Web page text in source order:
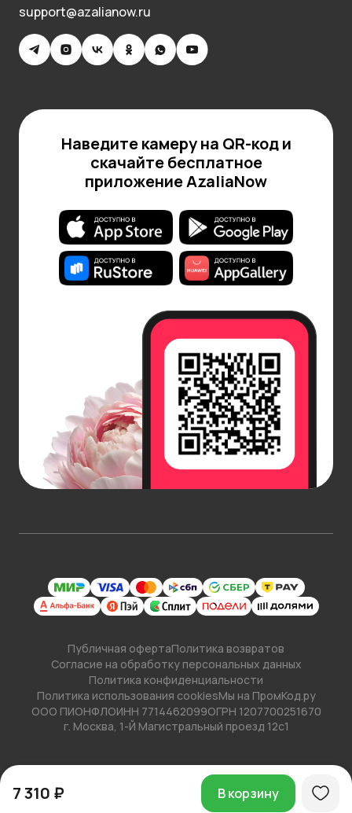
7 310 ₽ В корзину
support@azalianow.ru
Наведите камеру на QR-код и
скачайте бесплатное
приложение AzaliaNow
Публичная офертаПолитика возвратов
Согласие на обработку персональных данных
Политика конфиденциальности
Политика использования cookiesМы на ПромКод.ру
ООО ПИОНФЛОИНН 7714462099ОГРН 1207700251670
г. Москва, 1-Й Магистральный проезд 12с1